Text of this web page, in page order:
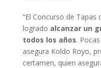
“El Concurso de
logrado alcanzar un
todos los años.
asegura Koldo Royo,
certamen, quien